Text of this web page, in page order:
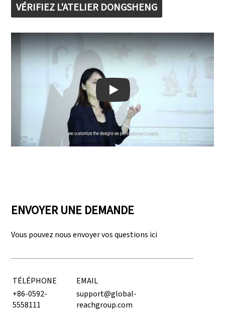
VÉRIFIEZ L'ATELIER DONGSHENG
Play: Keynote (Google I/O '18)
ENVOYER UNE DEMANDE
Vous pouvez nous envoyer vos questions ici
TÉLÉPHONE
EMAIL
+86-0592-
5558111
support@global-
reachgroup.com